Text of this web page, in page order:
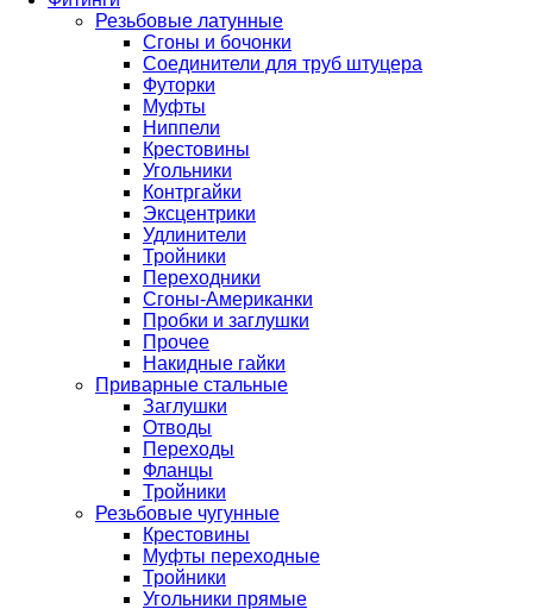
Резьбовые латунные
Сгоны и бочонки
Соединители для труб штуцера
Футорки
Муфты
Ниппели
Крестовины
Угольники
Контргайки
Эксцентрики
Удлинители
Тройники
Переходники
Сгоны-Американки
Пробки и заглушки
Прочее
Накидные гайки
Приварные стальные
Заглушки
Отводы
Переходы
Фланцы
Тройники
Резьбовые чугунные
Крестовины
Муфты переходные
Тройники
Угольники прямые